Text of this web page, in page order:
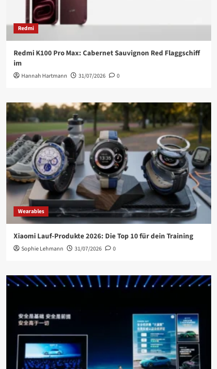
Redmi
Redmi K100 Pro Max: Cabernet Sauvignon Red Flaggschiff
im
Hannah Hartmann 31/07/2026 0
Wearables
Xiaomi Lauf-Produkte 2026: Die Top 10 für dein Training
Sophie Lehmann 31/07/2026 0